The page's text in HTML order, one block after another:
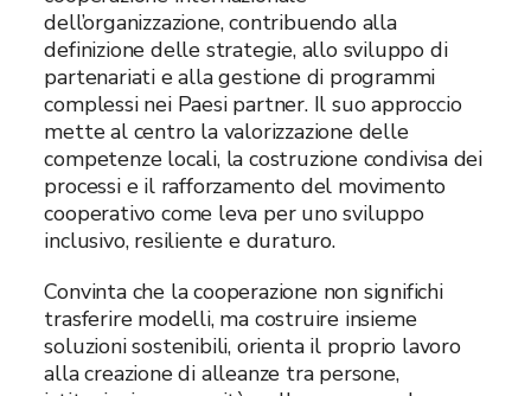
dell’organizzazione, contribuendo alla
definizione delle strategie, allo sviluppo di
partenariati e alla gestione di programmi
complessi nei Paesi partner. Il suo approccio
mette al centro la valorizzazione delle
competenze locali, la costruzione condivisa dei
processi e il rafforzamento del movimento
cooperativo come leva per uno sviluppo
inclusivo, resiliente e duraturo.
Convinta che la cooperazione non significhi
trasferire modelli, ma costruire insieme
soluzioni sostenibili, orienta il proprio lavoro
alla creazione di alleanze tra persone,